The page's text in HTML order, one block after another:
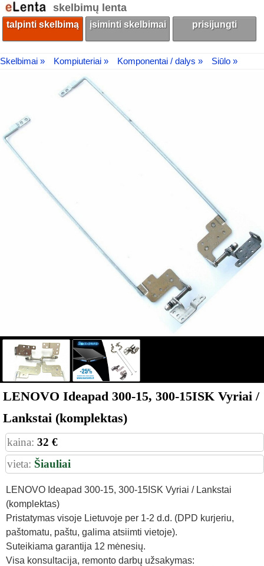
skelbimų lenta
talpinti skelbimą įsiminti skelbimai prisijungti
Skelbimai » Kompiuteriai » Komponentai / dalys » Siūlo »
LENOVO Ideapad 300-15, 300-15ISK Vyriai /
Lankstai (komplektas)
kaina: 32 €
vieta: Šiauliai
LENOVO Ideapad 300-15, 300-15ISK Vyriai / Lankstai
(komplektas)
Pristatymas visoje Lietuvoje per 1-2 d.d. (DPD kurjeriu,
paštomatu, paštu, galima atsiimti vietoje).
Suteikiama garantija 12 mėnesių.
Visa konsultacija, remonto darbų užsakymas: